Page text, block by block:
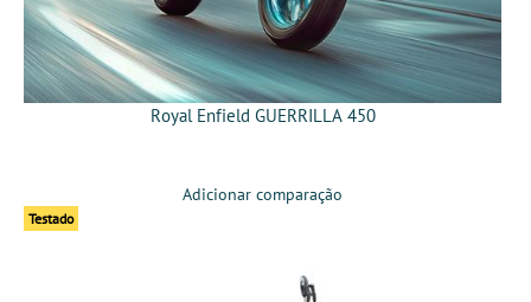
Royal Enfield GUERRILLA 450
Adicionar comparação
Testado